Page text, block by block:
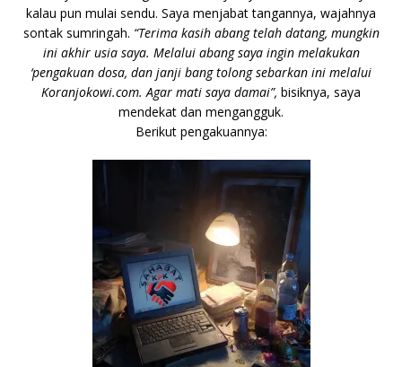
kalau pun mulai sendu. Saya menjabat tangannya, wajahnya
sontak sumringah. “Terima kasih abang telah datang, mungkin
ini akhir usia saya. Melalui abang saya ingin melakukan
‘pengakuan dosa, dan janji bang tolong sebarkan ini melalui
Koranjokowi.com. Agar mati saya damai”, bisiknya, saya
mendekat dan mengangguk.
Berikut pengakuannya: